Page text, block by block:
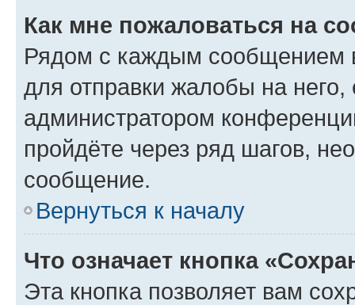
Как мне пожаловаться на
Рядом с каждым сообщением
для отправки жалобы на
администратором
пройдёте через ряд шагов,
сообщение.
Вернуться к началу
Что означает кнопка
Эта кнопка позволяет вам